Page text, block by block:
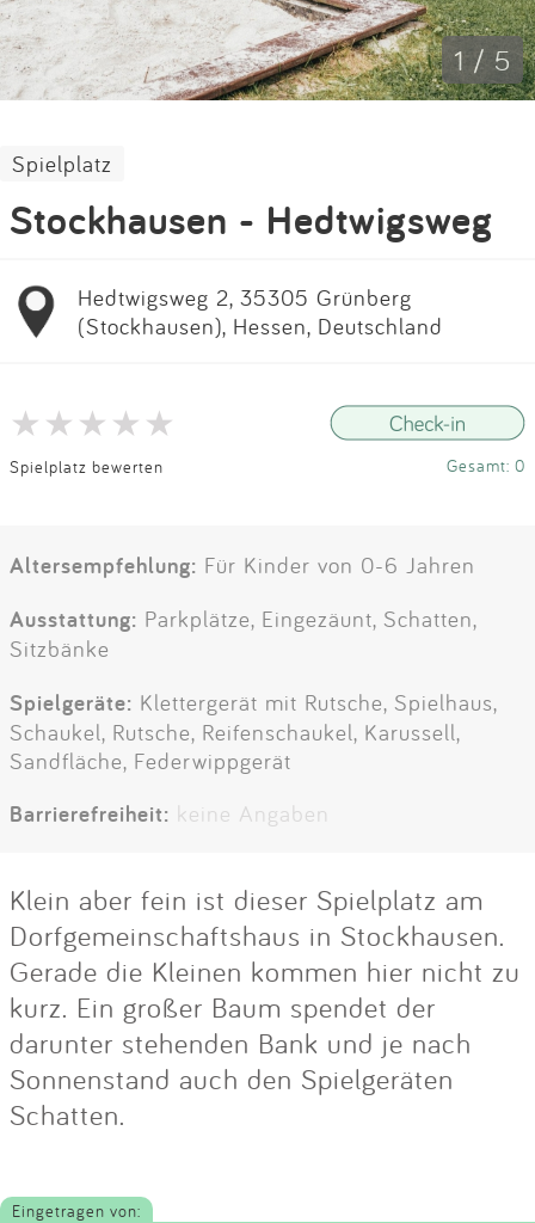
Anmelden 1 / 5
Spielplatz
Stockhausen - Hedtwigsweg
Hedtwigsweg 2, 35305 Grünberg
(Stockhausen), Hessen, Deutschland
Spielplatz bewerten Gesamt: 0
Altersempfehlung: Für Kinder von 0-6 Jahren
Ausstattung: Parkplätze, Eingezäunt, Schatten,
Sitzbänke
Spielgeräte: Klettergerät mit Rutsche, Spielhaus,
Schaukel, Rutsche, Reifenschaukel, Karussell,
Sandfläche, Federwippgerät
Barrierefreiheit: keine Angaben
Klein aber fein ist dieser Spielplatz am
Dorfgemeinschaftshaus in Stockhausen.
Gerade die Kleinen kommen hier nicht zu
kurz. Ein großer Baum spendet der
darunter stehenden Bank und je nach
Sonnenstand auch den Spielgeräten
Schatten.
Eingetragen von: